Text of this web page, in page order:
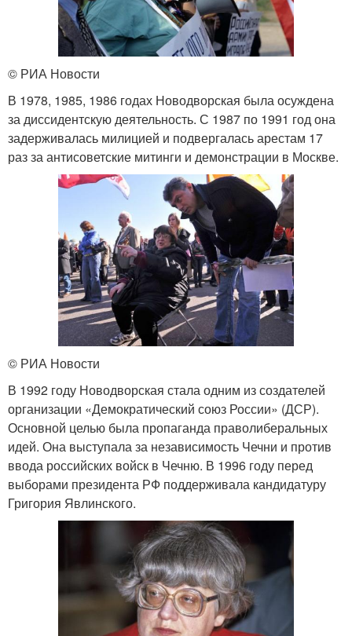
© РИА Новости
В 1978, 1985, 1986 годах Новодворская была осуждена
за диссидентскую деятельность. С 1987 по 1991 год она
задерживалась милицией и подвергалась арестам 17
раз за антисоветские митинги и демонстрации в Москве.
© РИА Новости
В 1992 году Новодворская стала одним из создателей
организации «Демократический союз России» (ДСР).
Основной целью была пропаганда праволиберальных
идей. Она выступала за независимость Чечни и против
ввода российских войск в Чечню. В 1996 году перед
выборами президента РФ поддерживала кандидатуру
Григория Явлинского.